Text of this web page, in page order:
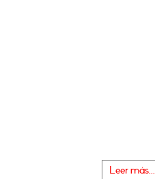
Leer más...